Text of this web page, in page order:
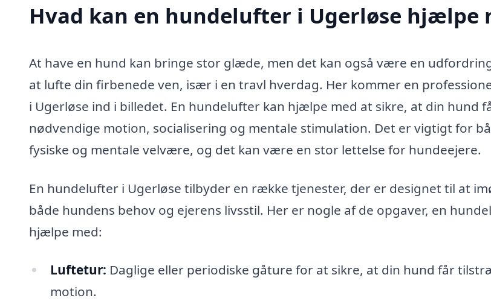
Hvad kan en hundelufter i Ugerløse hjælpe
At have en hund kan bringe stor glæde, men det kan også være en
at lufte din firbenede ven, især i en travl hverdag. Her kommer en
i Ugerløse ind i billedet. En hundelufter kan hjælpe med at sikre, at din hund
nødvendige motion, socialisering og mentale stimulation. Det er vigtigt for
fysiske og mentale velvære, og det kan være en stor lettelse for hundeejere.
En hundelufter i Ugerløse tilbyder en række tjenester, der er designet til at
både hundens behov og ejerens livsstil. Her er nogle af de opgaver, en
hjælpe med:
Luftetur: Daglige eller periodiske gåture for at sikre, at din hund får
motion.